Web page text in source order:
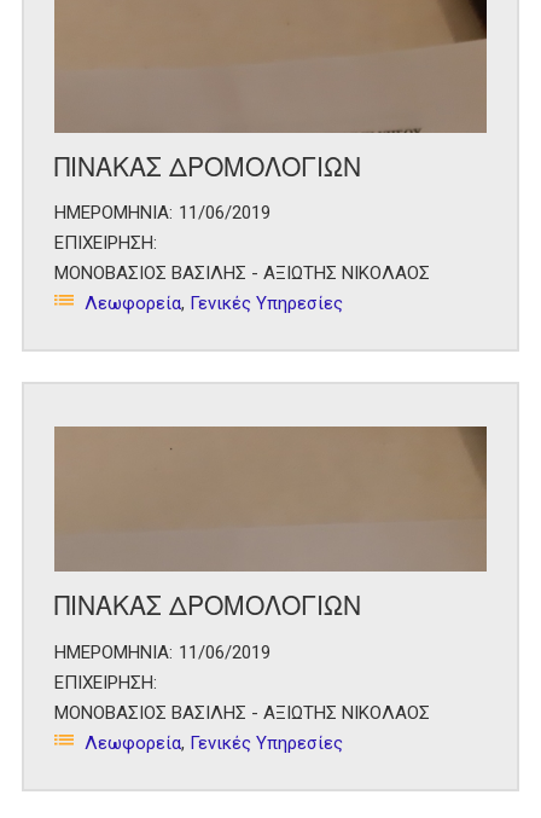
ΠΙΝΑΚΑΣ ΔΡΟΜΟΛΟΓΙΩΝ
ΗΜΕΡΟΜΗΝΙΑ: 11/06/2019
ΕΠΙΧΕΙΡΗΣΗ:
ΜΟΝΟΒΑΣΙΟΣ ΒΑΣΙΛΗΣ - ΑΞΙΩΤΗΣ ΝΙΚΟΛΑΟΣ
Λεωφορεία, Γενικές Υπηρεσίες
ΠΙΝΑΚΑΣ ΔΡΟΜΟΛΟΓΙΩΝ
ΗΜΕΡΟΜΗΝΙΑ: 11/06/2019
ΕΠΙΧΕΙΡΗΣΗ:
ΜΟΝΟΒΑΣΙΟΣ ΒΑΣΙΛΗΣ - ΑΞΙΩΤΗΣ ΝΙΚΟΛΑΟΣ
Λεωφορεία, Γενικές Υπηρεσίες